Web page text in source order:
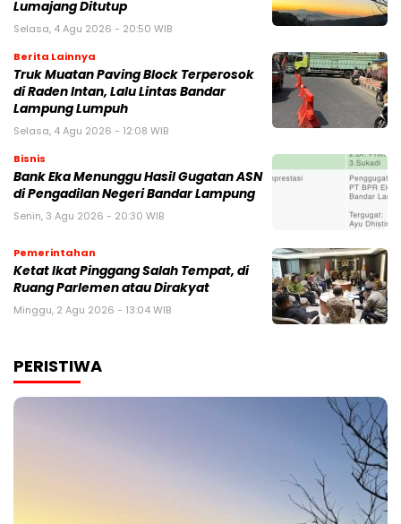
Lumajang Ditutup
Selasa, 4 Agu 2026 - 20:50 WIB
Berita Lainnya
Truk Muatan Paving Block Terperosok
di Raden Intan, Lalu Lintas Bandar
Lampung Lumpuh
Selasa, 4 Agu 2026 - 12:08 WIB
Bisnis
Bank Eka Menunggu Hasil Gugatan ASN
di Pengadilan Negeri Bandar Lampung
Senin, 3 Agu 2026 - 20:30 WIB
Pemerintahan
Ketat Ikat Pinggang Salah Tempat, di
Ruang Parlemen atau Dirakyat
Minggu, 2 Agu 2026 - 13:04 WIB
PERISTIWA